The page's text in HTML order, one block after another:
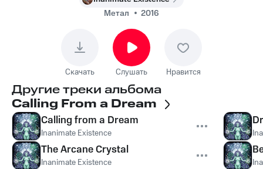
Метал
2016
Скачать Слушать Нравится
Другие треки альбома
Calling From a Dream
Calling from a Dream
Inanimate Existence
The Arcane Crystal
Inanimate Existence